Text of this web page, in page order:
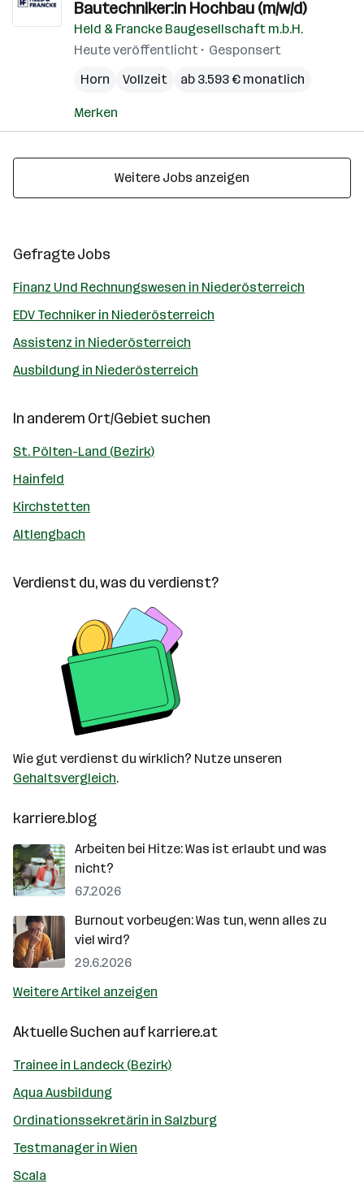
Bautechniker:in Hochbau (m/w/d)
Held & Francke Baugesellschaft m.b.H.
Heute veröffentlicht
Gesponsert
Horn
Vollzeit ab 3.593 € monatlich
Merken
Weitere Jobs anzeigen
Gefragte Jobs
Finanz Und Rechnungswesen in Niederösterreich
EDV Techniker in Niederösterreich
Assistenz in Niederösterreich
Ausbildung in Niederösterreich
In anderem Ort/Gebiet suchen
St. Pölten-Land (Bezirk)
Hainfeld
Kirchstetten
Altlengbach
Verdienst du, was du verdienst?
Wie gut verdienst du wirklich? Nutze unseren
Gehaltsvergleich.
karriere.blog
Arbeiten bei Hitze: Was ist erlaubt und was
nicht?
6.7.2026
Burnout vorbeugen: Was tun, wenn alles zu
viel wird?
29.6.2026
Weitere Artikel anzeigen
Aktuelle Suchen aufkarriere.at
Trainee in Landeck (Bezirk)
Aqua Ausbildung
Ordinationssekretärin in Salzburg
Testmanager in Wien
Scala